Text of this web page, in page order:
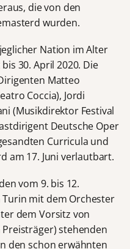
die von den
wurden.
Nation im Alter
30. April 2020. Die
Matteo
Coccia), Jordi
(Musikdirektor Festival
Deutsche Oper
Curricula und
am 17. Juni verlautbart.
vom 9. bis 12.
mit dem Orchester
dem Vorsitz von
stehenden
den schon erwähnten